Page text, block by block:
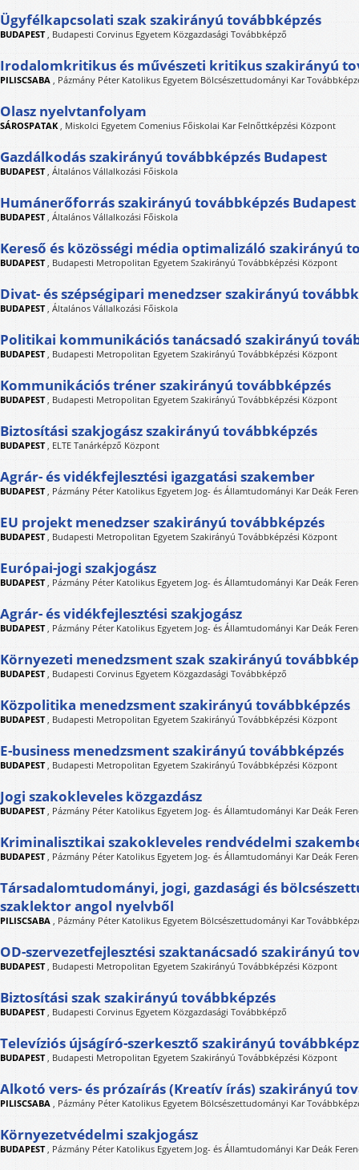
Ügyfélkapcsolati szak szakirányú továbbképzés
BUDAPEST, Budapesti Corvinus Egyetem Közgazdasági Továbbképző
Irodalomkritikus és művészeti kritikus szakirányú
PILISCSABA , Pázmány Péter Katolikus Egyetem Bölcsészettudományi Kar
Olasz nyelvtanfolyam
SÁROSPATAK, Miskolci Egyetem Comenius Főiskolai Kar Felnőttképzési Központ
Gazdálkodás szakirányú továbbképzés Budapest
BUDAPEST, Általános Vállalkozási Főiskola
Humánerőforrás szakirányú továbbképzés Budapest
BUDAPEST, Általános Vállalkozási Főiskola
Kereső és közösségi média optimalizáló szakirányú
BUDAPEST, Budapesti Metropolitan Egyetem Szakirányú Továbbképzési Központ
Divat- és szépségipari menedzser szakirányú
BUDAPEST, Általános Vállalkozási Főiskola
Politikai kommunikációs tanácsadó szakirányú
BUDAPEST, Budapesti Metropolitan Egyetem Szakirányú Továbbképzési Központ
Kommunikációs tréner szakirányú továbbképzés
BUDAPEST, Budapesti Metropolitan Egyetem Szakirányú Továbbképzési Központ
Biztosítási szakjogász szakirányú továbbképzés
BUDAPEST, ELTE Tanárképző Központ
Agrár- és vidékfejlesztési igazgatási szakember
BUDAPEST, Pázmány Péter Katolikus Egyetem Jog- és Államtudományi Kar Deák
EU projekt menedzser szakirányú továbbképzés
BUDAPEST, Budapesti Metropolitan Egyetem Szakirányú Továbbképzési Központ
Európai-jogi szakjogász
BUDAPEST, Pázmány Péter Katolikus Egyetem Jog- és Államtudományi Kar Deák
Agrár- és vidékfejlesztési szakjogász
BUDAPEST, Pázmány Péter Katolikus Egyetem Jog- és Államtudományi Kar Deák
Környezeti menedzsment szak szakirányú
BUDAPEST, Budapesti Corvinus Egyetem Közgazdasági Továbbképző
Közpolitika menedzsment szakirányú továbbképzés
BUDAPEST, Budapesti Metropolitan Egyetem Szakirányú Továbbképzési Központ
E-business menedzsment szakirányú továbbképzés
BUDAPEST, Budapesti Metropolitan Egyetem Szakirányú Továbbképzési Központ
Jogi szakokleveles közgazdász
BUDAPEST, Pázmány Péter Katolikus Egyetem Jog- és Államtudományi Kar Deák
Kriminalisztikai szakokleveles rendvédelmi
BUDAPEST, Pázmány Péter Katolikus Egyetem Jog- és Államtudományi Kar Deák
Társadalomtudományi, jogi, gazdasági és
szaklektor angol nyelvből
PILISCSABA , Pázmány Péter Katolikus Egyetem Bölcsészettudományi Kar
OD-szervezetfejlesztési szaktanácsadó szakirányú
BUDAPEST, Budapesti Metropolitan Egyetem Szakirányú Továbbképzési Központ
Biztosítási szak szakirányú továbbképzés
BUDAPEST, Budapesti Corvinus Egyetem Közgazdasági Továbbképző
Televíziós újságíró-szerkesztő szakirányú
BUDAPEST, Budapesti Metropolitan Egyetem Szakirányú Továbbképzési Központ
Alkotó vers- és prózaírás (Kreatív írás) szakirányú
PILISCSABA , Pázmány Péter Katolikus Egyetem Bölcsészettudományi Kar
Környezetvédelmi szakjogász
BUDAPEST, Pázmány Péter Katolikus Egyetem Jog- és Államtudományi Kar Deák